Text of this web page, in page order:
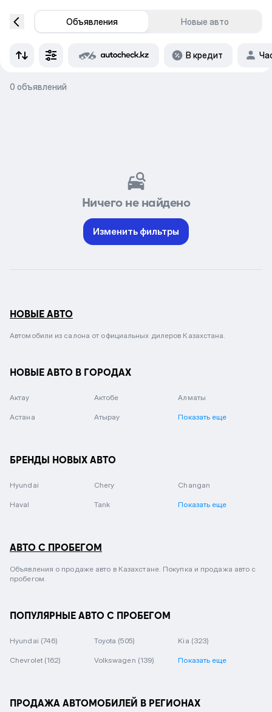
Объявления Новые авто
В кредит
0 объявлений
Ничего не найдено
Изменить фильтры
НОВЫЕ АВТО
Автомобили из салона от официальных дилеров Казахстана.
НОВЫЕ АВТО В ГОРОДАХ
Актау Актобе Алматы
Астана Атырау Показать еще
БРЕНДЫ НОВЫХ АВТО
Hyundai Chery Changan
Haval Tank Показать еще
АВТО С ПРОБЕГОМ
Объявления о продаже авто в Казахстане. Покупка и продажа авто с
пробегом.
ПОПУЛЯРНЫЕ АВТО С ПРОБЕГОМ
Hyundai (746) Toyota (505) Kia (323)
Chevrolet (162) Volkswagen (139) Показать еще
ПРОДАЖА АВТОМОБИЛЕЙ В РЕГИОНАХ